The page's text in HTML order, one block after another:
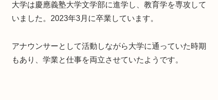
大学は慶應義塾大学文学部に進学し、教育学を専攻して
いました。2023年3月に卒業しています。
アナウンサーとして活動しながら大学に通っていた時期
もあり、学業と仕事を両立させていたようです。